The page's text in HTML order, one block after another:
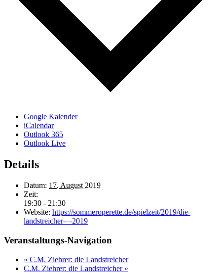
Google Kalender
iCalendar
Outlook 365
Outlook Live
Details
Datum: 17. August 2019
Zeit:
19:30 - 21:30
Website: https://sommeroperette.de/spielzeit/2019/die-
landstreicher-–-2019
Veranstaltungs-Navigation
« C.M. Ziehrer: die Landstreicher
C.M. Ziehrer: die Landstreicher »